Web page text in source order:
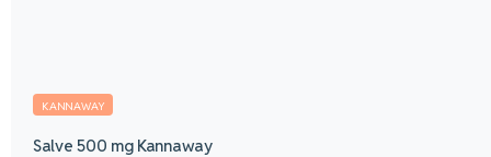
KANNAWAY
Salve 500 mg Kannaway